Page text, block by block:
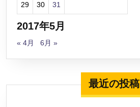
2017年5月
29 30 31
« 4月 6月 »
最近の投稿